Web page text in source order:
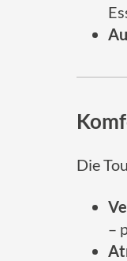
Die
–